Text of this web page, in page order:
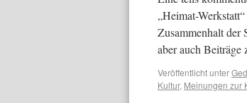
„Heimat-
Zusammenhalt der
aber auch
Veröffentlicht unter
Kultur, Meinungen zur